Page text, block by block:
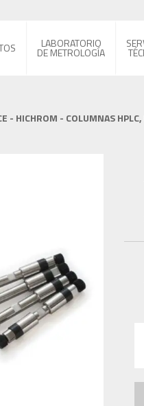
LABORATORIO
DE METROLOGÍA
- HICHROM - COLUMNAS HPLC,